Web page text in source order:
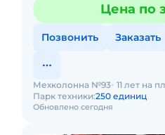
Цена по
Позвонить Заказать
Обновлено сегодня
Мехколонна №93 11 лет на
Парк техники:250 единиц